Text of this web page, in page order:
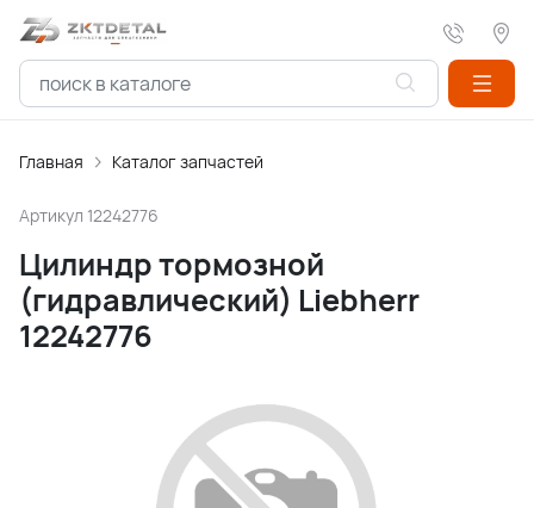
Главная Каталог запчастей
Артикул 12242776
Цилиндр тормозной
(гидравлический) Liebherr
12242776